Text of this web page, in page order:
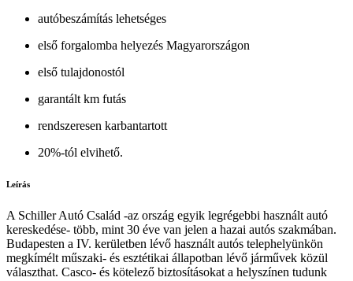
autóbeszámítás lehetséges
első forgalomba helyezés Magyarországon
első tulajdonostól
garantált km futás
rendszeresen karbantartott
20%-tól elvihető.
Leírás
A Schiller Autó Család -az ország egyik legrégebbi használt autó
kereskedése- több, mint 30 éve van jelen a hazai autós szakmában.
Budapesten a IV. kerületben lévő használt autós telephelyünkön
megkímélt műszaki- és esztétikai állapotban lévő járművek közül
választhat. Casco- és kötelező biztosításokat a helyszínen tudunk